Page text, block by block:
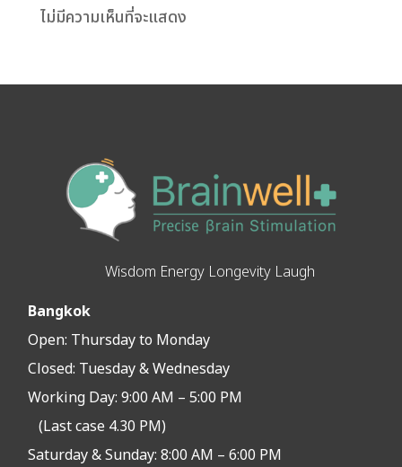
ไม่มีความเห็นที่จะแสดง
Wisdom Energy Longevity Laugh
Bangkok
Open: Thursday to Monday
Closed: Tuesday & Wednesday
Working Day: 9:00 AM – 5:00 PM
(Last case 4.30 PM)
Saturday & Sunday: 8:00 AM – 6:00 PM